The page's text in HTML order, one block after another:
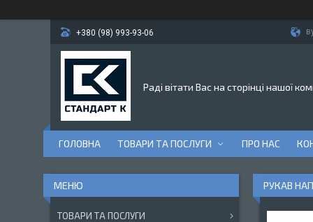
+380 (98) 993-93-06
Раді вітати Вас на сторінці нашої
ГОЛОВНА ТОВАРИ ТА ПОСЛУГИ ПРО НАС
РУКАВ
ТОВАРИ ТА ПОСЛУГИ